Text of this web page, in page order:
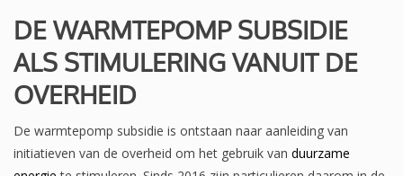
DE WARMTEPOMP SUBSIDIE
ALS STIMULERING VANUIT DE
OVERHEID
De warmtepomp subsidie is ontstaan naar aanleiding van
initiatieven van de overheid om het gebruik van duurzame